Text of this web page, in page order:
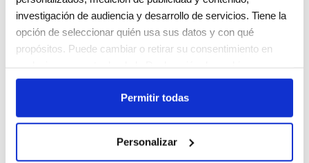
investigación de audiencia y desarrollo de servicios. Tiene la
opción de seleccionar quién usa sus datos y con qué
propósitos. Puede cambiar o retirar su consentimiento en
clicando en el Menú de consentimiento.
Si lo permite, también quisiéramos:
que puede tener una precisión de varios metros
Permitir todas
Personalizar
ESPAÑA
Teléfono: 673348049
Lunes
9:00 AM - 5:00 PM
9:00 AM - 5:00 PM
Jueves
9:00 AM - 5:00 PM
9:00 AM - 5:00 PM